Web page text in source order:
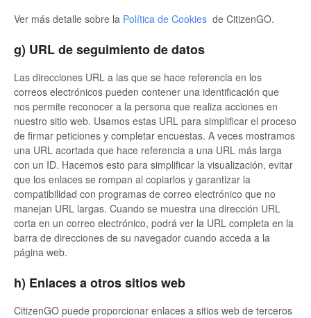
Ver más detalle sobre la Política de Cookies de CitizenGO.
g) URL de seguimiento de datos
Las direcciones URL a las que se hace referencia en los
correos electrónicos pueden contener una identificación que
nos permite reconocer a la persona que realiza acciones en
nuestro sitio web. Usamos estas URL para simplificar el proceso
de firmar peticiones y completar encuestas. A veces mostramos
una URL acortada que hace referencia a una URL más larga
con un ID. Hacemos esto para simplificar la visualización, evitar
que los enlaces se rompan al copiarlos y garantizar la
compatibilidad con programas de correo electrónico que no
manejan URL largas. Cuando se muestra una dirección URL
corta en un correo electrónico, podrá ver la URL completa en la
barra de direcciones de su navegador cuando acceda a la
página web.
h) Enlaces a otros sitios web
CitizenGO puede proporcionar enlaces a sitios web de terceros